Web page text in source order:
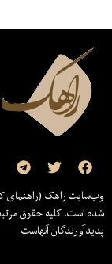
وب‌سایت راهک (راهنمای
شده است. کلیه حقوق
پدیدآورندگان آنهاست